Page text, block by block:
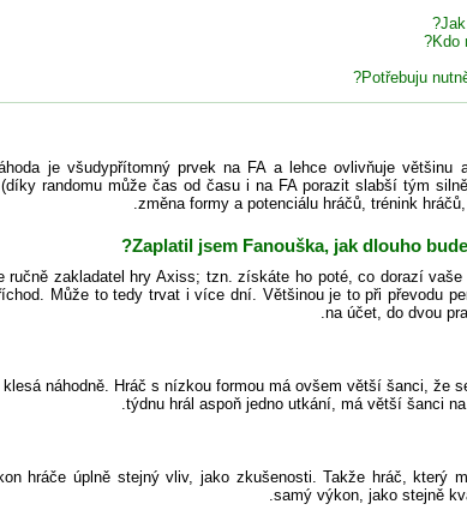
Kdo
Potřebuju
je všudypřítomný prvek na FA a lehce ovlivňuje
randomu může čas od času i na FA porazit slabší tým
změna formy a potenciálu hráčů, trénink
Zaplatil jsem Fanouška, jak dlouho
ručně zakladatel hry Axiss; tzn. získáte ho poté, co dorazí
Může to tedy trvat i více dní. Většinou je to při převodu
na účet, do dvou
klesá náhodně. Hráč s nízkou formou má ovšem větší šanci, že
týdnu hrál aspoň jedno utkání, má větší šanci
hráče úplně stejný vliv, jako zkušenosti. Takže hráč, který
samý výkon, jako stejně